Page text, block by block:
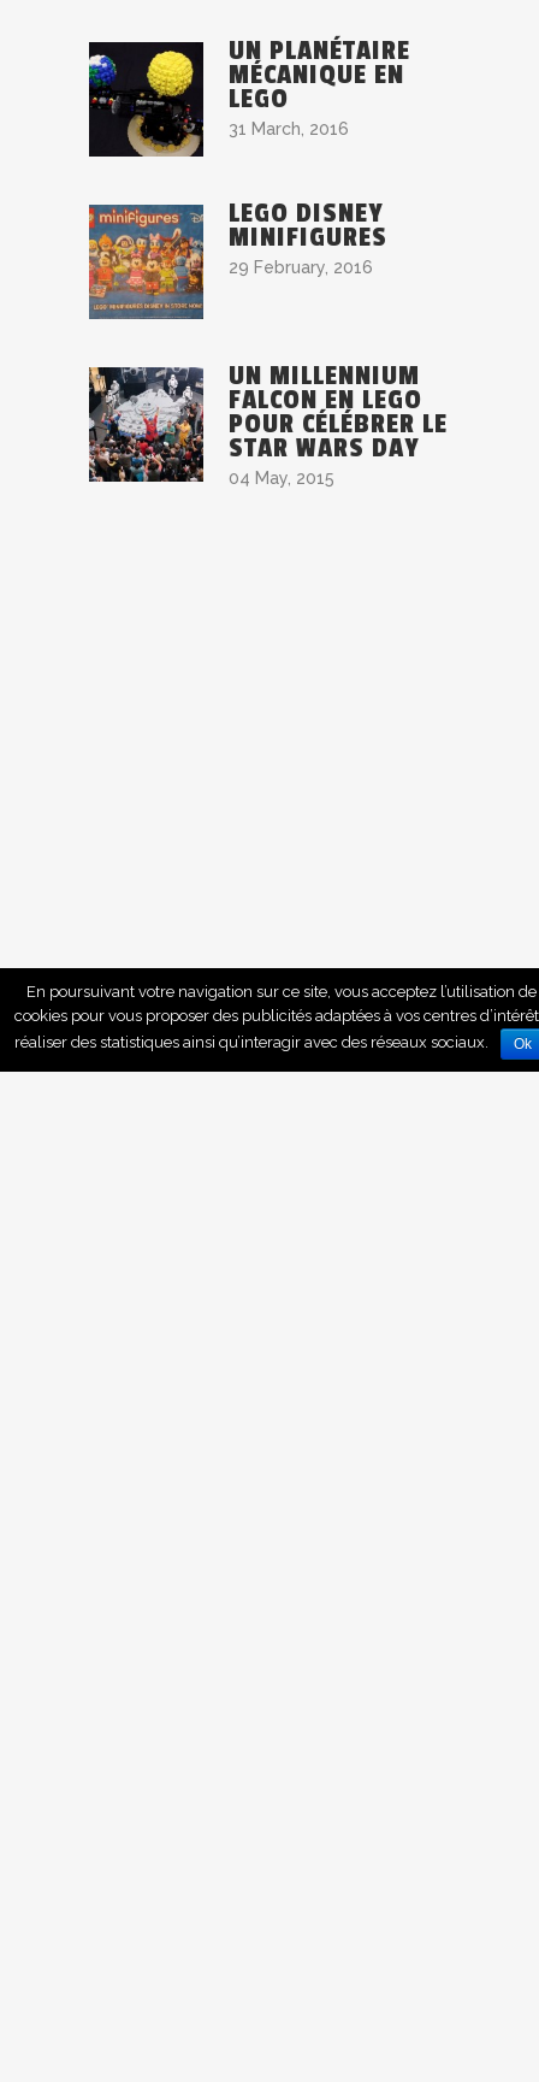
UN PLANÉTAIRE
MÉCANIQUE EN
LEGO
31 March, 2016
LEGO DISNEY
MINIFIGURES
29 February, 2016
UN MILLENNIUM
FALCON EN LEGO
POUR CÉLÉBRER LE
STAR WARS DAY
04 May, 2015
En poursuivant votre navigation sur ce site, vous acceptez l’utilisation de
cookies pour vous proposer des publicités adaptées à vos centres
réaliser des statistiques ainsi qu’interagir avec des réseaux sociaux.
Ok